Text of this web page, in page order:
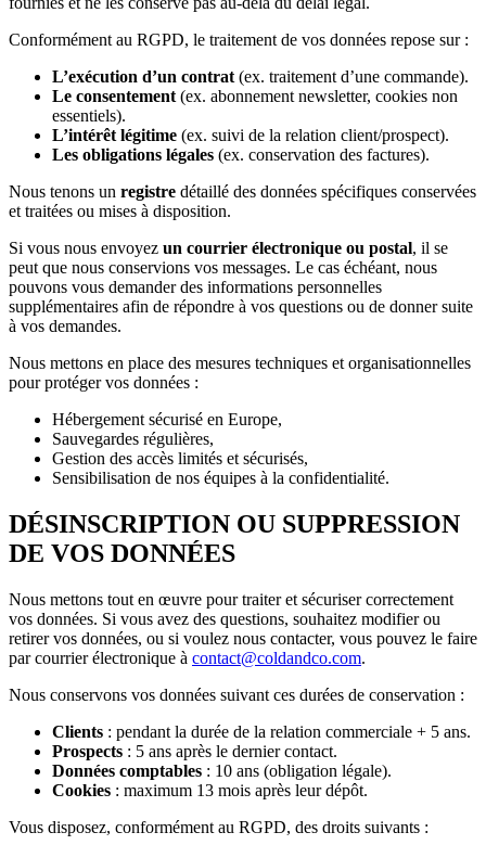
Conformément au RGPD, le traitement de vos données repose sur :
L’exécution d’un contrat (ex. traitement d’une commande).
Le consentement (ex. abonnement newsletter, cookies non
essentiels).
L’intérêt légitime (ex. suivi de la relation client/prospect).
Les obligations légales (ex. conservation des factures).
Nous tenons un registre détaillé des données spécifiques conservées
et traitées ou mises à disposition.
Si vous nous envoyez un courrier électronique ou postal, il se
peut que nous conservions vos messages. Le cas échéant, nous
pouvons vous demander des informations personnelles
supplémentaires afin de répondre à vos questions ou de donner suite
à vos demandes.
Nous mettons en place des mesures techniques et organisationnelles
pour protéger vos données :
Hébergement sécurisé en Europe,
Sauvegardes régulières,
Gestion des accès limités et sécurisés,
Sensibilisation de nos équipes à la confidentialité.
DÉSINSCRIPTION OU SUPPRESSION
DE VOS DONNÉES
Nous mettons tout en œuvre pour traiter et sécuriser correctement
vos données. Si vous avez des questions, souhaitez modifier ou
retirer vos données, ou si voulez nous contacter, vous pouvez le faire
par courrier électronique à contact@coldandco.com.
Nous conservons vos données suivant ces durées de conservation :
Clients : pendant la durée de la relation commerciale + 5 ans.
Prospects : 5 ans après le dernier contact.
Données comptables : 10 ans (obligation légale).
Cookies : maximum 13 mois après leur dépôt.
Vous disposez, conformément au RGPD, des droits suivants :